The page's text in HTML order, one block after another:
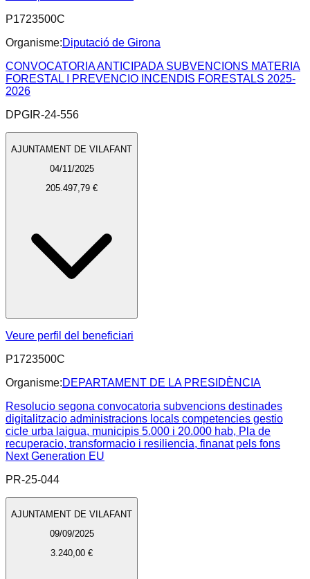
P1723500C
Organisme:Diputació de Girona
CONVOCATORIA ANTICIPADA SUBVENCIONS MATERIA
FORESTAL I PREVENCIO INCENDIS FORESTALS 2025-
2026
DPGIR-24-556
AJUNTAMENT DE VILAFANT
04/11/2025
205.497,79 €
Veure perfil del beneficiari
P1723500C
Organisme:DEPARTAMENT DE LA PRESIDÈNCIA
Resolucio segona convocatoria subvencions destinades
digitalitzacio administracions locals competencies gestio
cicle urba laigua, municipis 5.000 i 20.000 hab, Pla de
recuperacio, transformacio i resiliencia, finanat pels fons
Next Generation EU
PR-25-044
AJUNTAMENT DE VILAFANT
09/09/2025
3.240,00 €